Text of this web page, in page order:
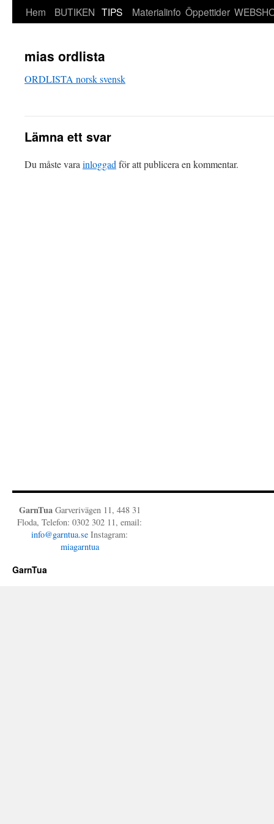
Hem BUTIKEN TIPS Materialinfo Öppettider
mias ordlista
ORDLISTA norsk svensk
Lämna ett svar
Du måste vara inloggad för att publicera en kommentar.
GarnTuaGarverivägen 11, 448 31
Floda, Telefon: 0302 302 11, email:
info@garntua.se Instagram:
miagarntua
GarnTua